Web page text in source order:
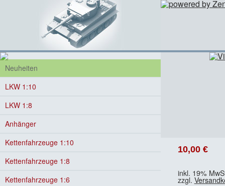
10,00 €
inkl. 19%
zzgl.
Neuheiten
LKW 1:10
LKW 1:8
Anhänger
Kettenfahrzeuge 1:10
Kettenfahrzeuge 1:8
Kettenfahrzeuge 1:6